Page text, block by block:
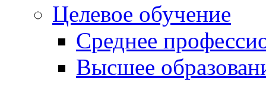
Целевое обучение
Среднее
Высшее